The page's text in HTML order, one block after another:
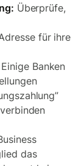
Überprüfe,
für ihre
Einige Banken
das